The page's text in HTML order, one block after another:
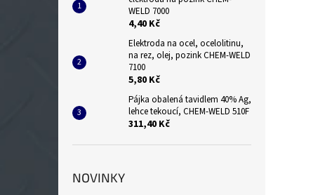
WELD 7000
4,40 Kč
Elektroda na ocel, ocelolitinu,
na rez, olej, pozink CHEM-WELD
7100
5,80 Kč
Pájka obalená tavidlem 40% Ag,
lehce tekoucí, CHEM-WELD 510F
311,40 Kč
NOVINKY